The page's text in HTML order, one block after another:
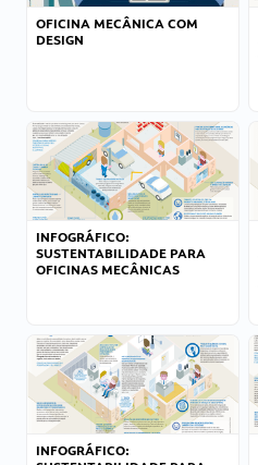
OFICINA MECÂNICA COM
DESIGN
INFOGRÁFICO:
SUSTENTABILIDADE PARA
OFICINAS MECÂNICAS
INFOGRÁFICO: